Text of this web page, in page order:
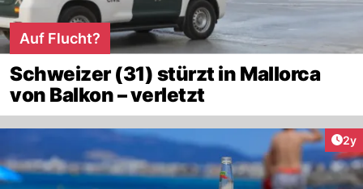
Auf Flucht?
Schweizer (31) stürzt in Mallorca
von Balkon – verletzt
2y